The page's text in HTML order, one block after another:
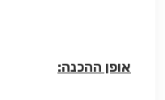
אופן ההכנה: